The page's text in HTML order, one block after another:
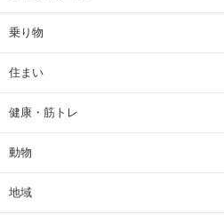
乗り物
住まい
健康・筋トレ
動物
地域